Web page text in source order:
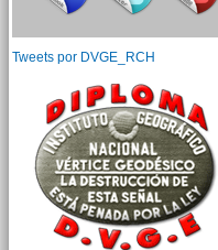
Tweets por DVGE_RCH